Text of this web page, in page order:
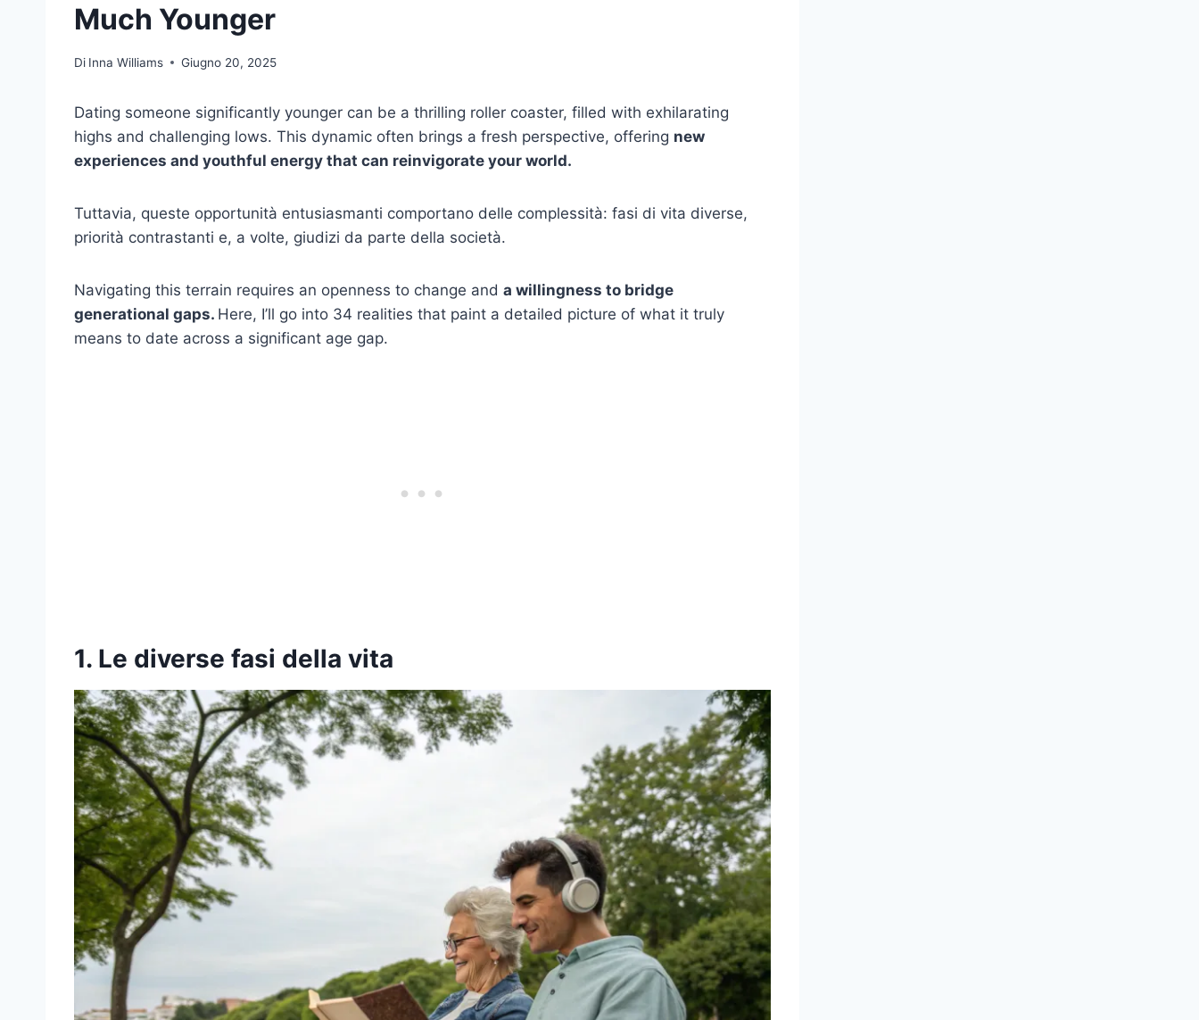
Much Younger
Di Inna Williams Giugno 20, 2025
Dating someone significantly younger can be a thrilling roller coaster, filled with exhilarating
highs and challenging lows. This dynamic often brings a fresh perspective, offering new
experiences and youthful energy that can reinvigorate your world.
Tuttavia, queste opportunità entusiasmanti comportano delle complessità: fasi di vita diverse,
priorità contrastanti e, a volte, giudizi da parte della società.
Navigating this terrain requires an openness to change and a willingness to bridge
generational gaps. Here, I’ll go into 34 realities that paint a detailed picture of what it truly
means to date across a significant age gap.
1. Le diverse fasi della vita